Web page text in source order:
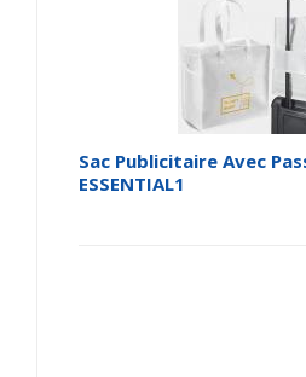
Sac Publicitaire Avec
ESSENTIAL1